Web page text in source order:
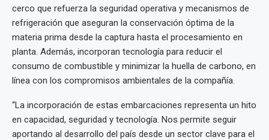
cerco que refuerza la seguridad operativa y mecanismos de
refrigeración que aseguran la conservación óptima de la
materia prima desde la captura hasta el procesamiento en
planta. Además, incorporan tecnología para reducir el
consumo de combustible y minimizar la huella de carbono, en
línea con los compromisos ambientales de la compañía.
“La incorporación de estas embarcaciones representa un hito
en capacidad, seguridad y tecnología. Nos permite seguir
aportando al desarrollo del país desde un sector clave para el